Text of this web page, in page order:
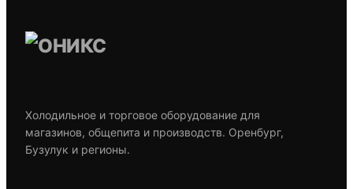
Холодильное и торговое оборудование для
магазинов, общепита и производств. Оренбург,
Бузулук и регионы.